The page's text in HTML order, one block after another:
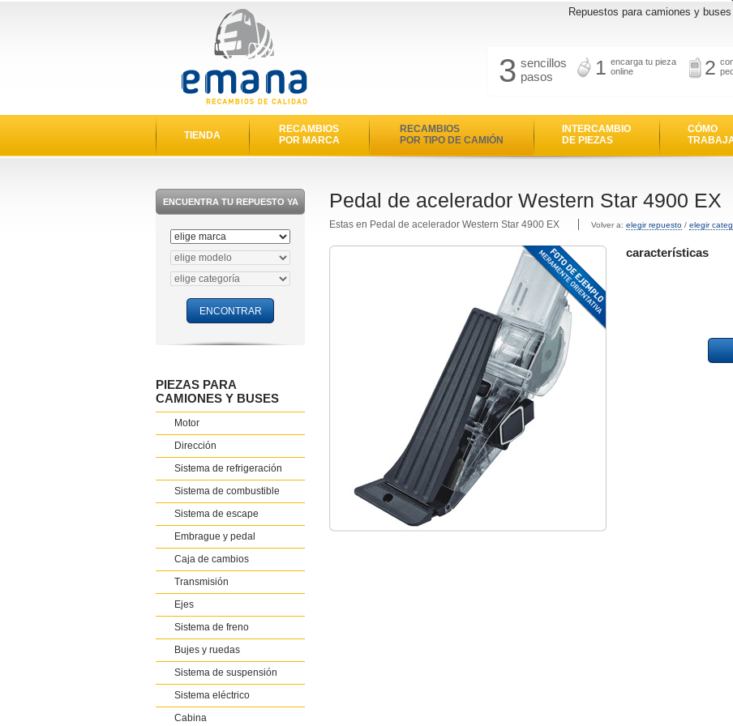
Repuestos para camiones y buses
3 sencillos
pasos
1 encarga tu pieza
online
2
TIENDA
RECAMBIOS
POR MARCA
RECAMBIOS
POR TIPO DE CAMIÓN
INTERCAMBIO
DE PIEZAS
CÓMO
ENCUENTRA TU REPUESTO YA
PIEZAS PARA
CAMIONES Y BUSES
Motor
Dirección
Sistema de refrigeración
Sistema de combustible
Sistema de escape
Embrague y pedal
Caja de cambios
Transmisión
Ejes
Sistema de freno
Bujes y ruedas
Sistema de suspensión
Sistema eléctrico
Cabina
Pedal de acelerador Western Star 4900 EX
Estas en Pedal de acelerador Western Star 4900 EX Volver a: elegir repuesto / elegir
características